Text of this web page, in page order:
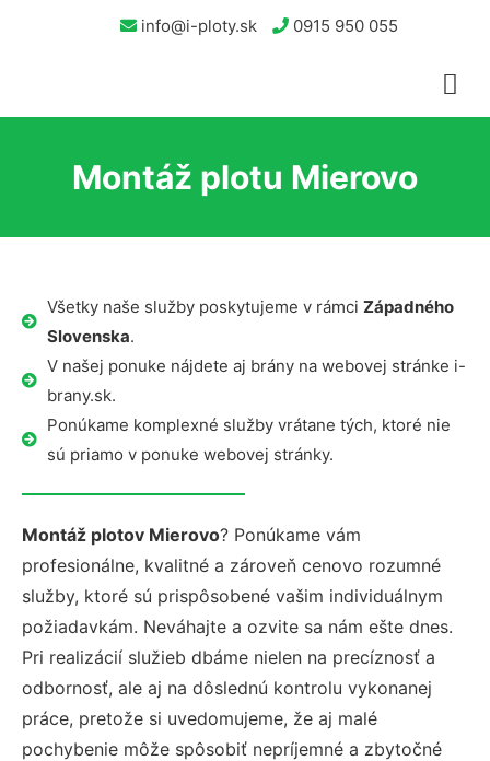
info@i-ploty.sk 0915 950 055
Montáž plotu Mierovo
Všetky naše služby poskytujeme v rámci Západného
Slovenska.
V našej ponuke nájdete aj brány na webovej stránke i-
brany.sk.
Ponúkame komplexné služby vrátane tých, ktoré nie
sú priamo v ponuke webovej stránky.
Montáž plotov Mierovo? Ponúkame vám
profesionálne, kvalitné a zároveň cenovo rozumné
služby, ktoré sú prispôsobené vašim individuálnym
požiadavkám. Neváhajte a ozvite sa nám ešte dnes.
Pri realizácií služieb dbáme nielen na precíznosť a
odbornosť, ale aj na dôslednú kontrolu vykonanej
práce, pretože si uvedomujeme, že aj malé
pochybenie môže spôsobiť nepríjemné a zbytočné